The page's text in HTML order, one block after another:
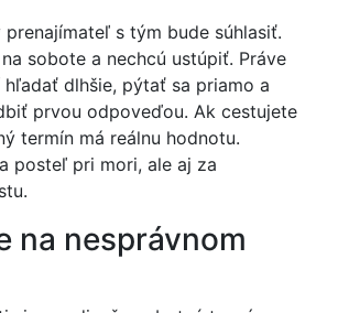
prenajímateľ s tým bude súhlasiť.
sobote a nechcú ustúpiť. Práve
dlhšie, pýtať sa priamo a
prvou odpoveďou. Ak cestujete
termín má reálnu hodnotu.
posteľ pri mori, ale aj za
na nesprávnom